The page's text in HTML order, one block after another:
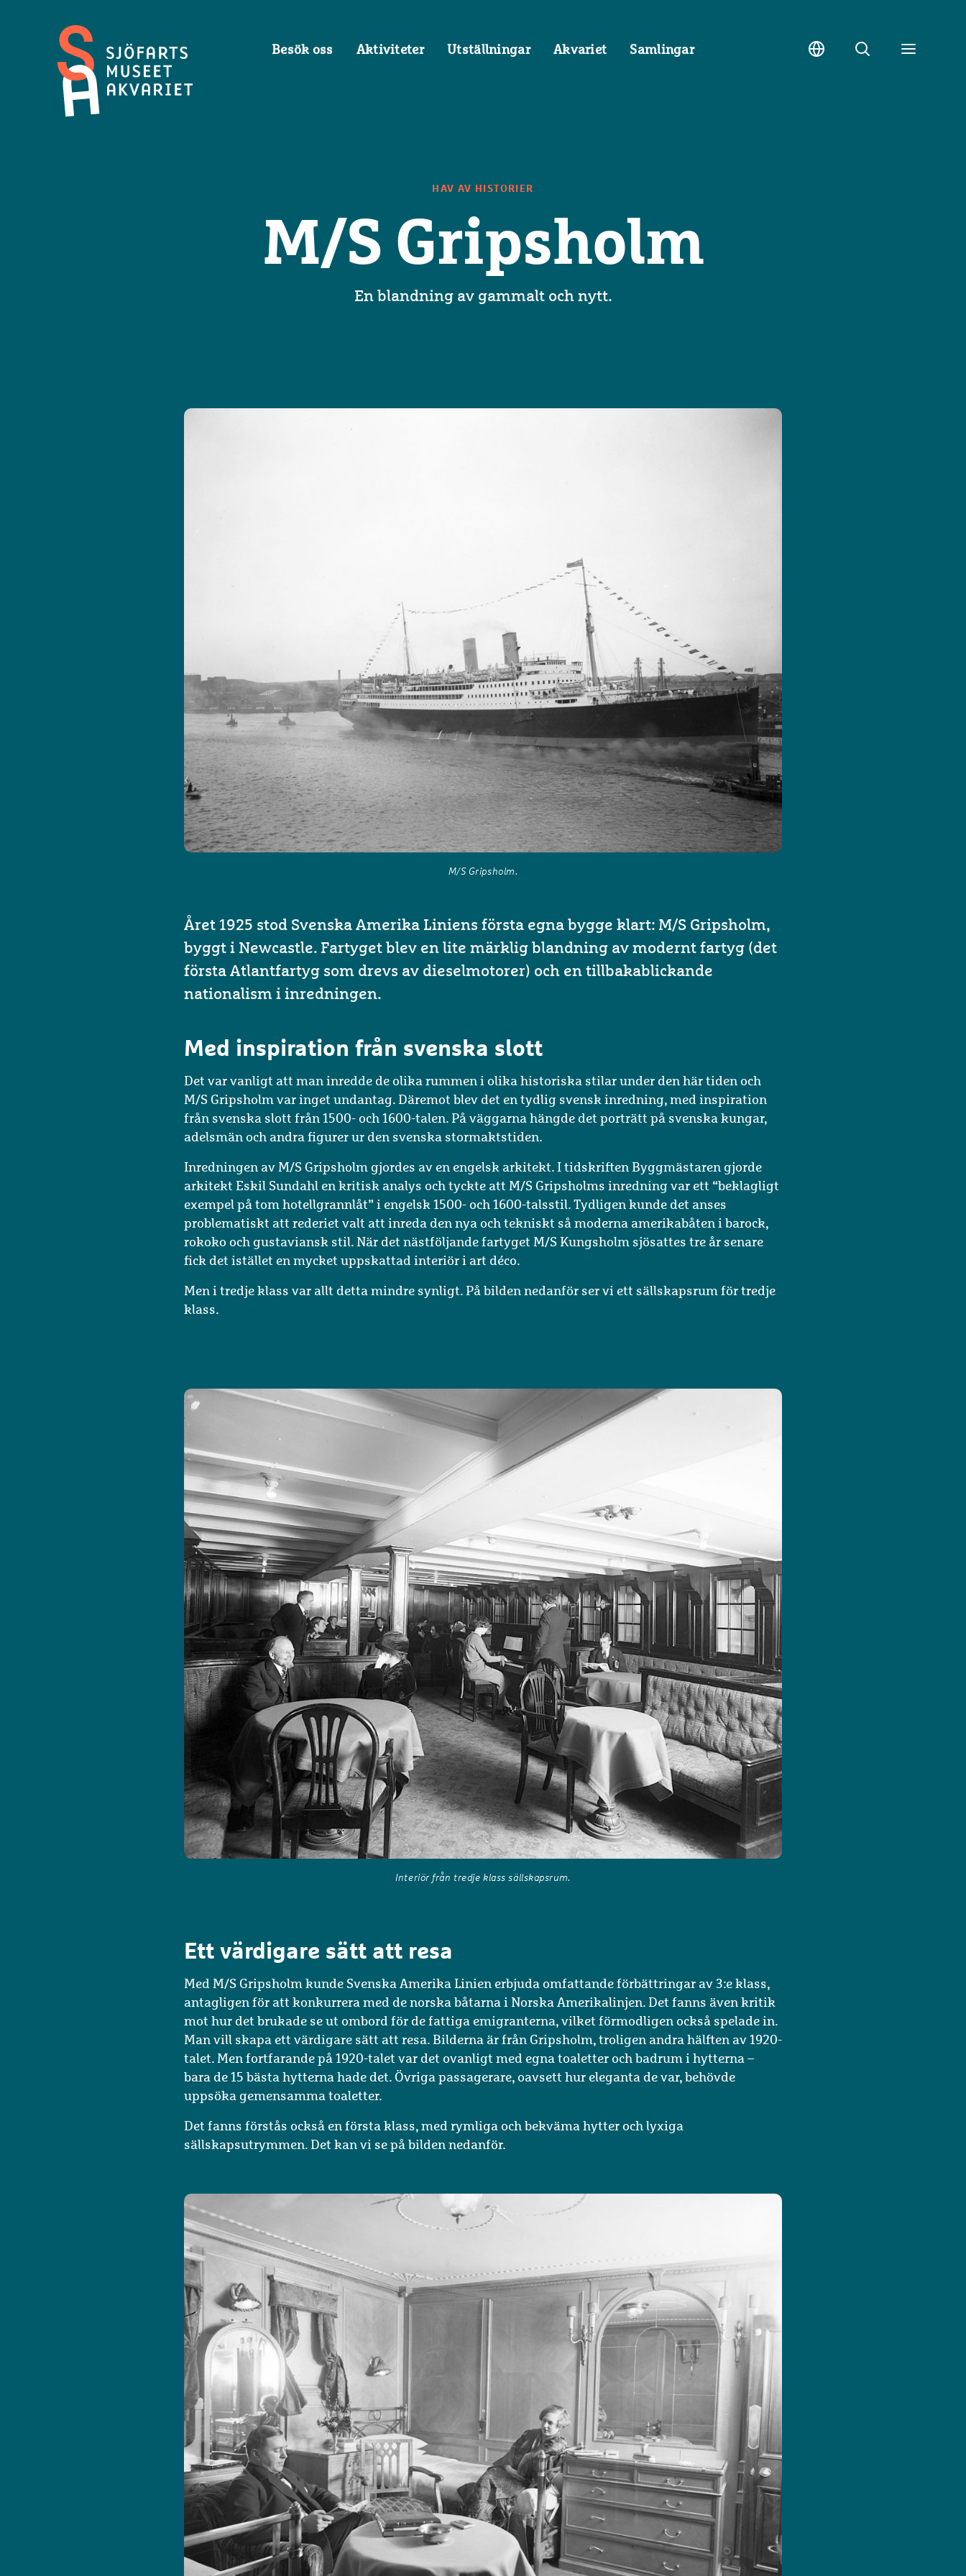
Sjöfartsmuseet
Akvariet
Besök oss Aktiviteter Utställningar Akvariet Samlingar Sök
Toggle
HAV AV HISTORIER
M/S Gripsholm
En blandning av gammalt och nytt.
M/S Gripsholm.
Året 1925 stod Svenska Amerika Liniens första egna bygge klart: M/S Gripsholm,
byggt i Newcastle. Fartyget blev en lite märklig blandning av modernt fartyg (det
första Atlantfartyg som drevs av dieselmotorer) och en tillbakablickande
nationalism i inredningen.
Med inspiration från svenska slott
Det var vanligt att man inredde de olika rummen i olika historiska stilar under den här tiden och
M/S Gripsholm var inget undantag. Däremot blev det en tydlig svensk inredning, med inspiration
från svenska slott från 1500- och 1600-talen. På väggarna hängde det porträtt på svenska kungar,
adelsmän och andra figurer ur den svenska stormaktstiden.
​Inredningen av M/S Gripsholm gjordes av en engelsk arkitekt. I tidskriften Byggmästaren gjorde
arkitekt Eskil Sundahl en kritisk analys och tyckte att M/S Gripsholms inredning var ett “beklagligt
exempel på tom hotellgrannlåt” i engelsk 1500- och 1600-talsstil. Tydligen kunde det anses
problematiskt att rederiet valt att inreda den nya och tekniskt så moderna amerikabåten i barock,
rokoko och gustaviansk stil. När det nästföljande fartyget M/S Kungsholm sjösattes tre år senare
fick det istället en mycket uppskattad interiör i art déco.
Men i tredje klass var allt detta mindre synligt. På bilden nedanför ser vi ett sällskapsrum för tredje
klass.
Interiör från tredje klass sällskapsrum.
Ett värdigare sätt att resa
Med M/S Gripsholm kunde Svenska Amerika Linien erbjuda omfattande förbättringar av 3:e klass,
antagligen för att konkurrera med de norska båtarna i Norska Amerikalinjen. Det fanns även kritik
mot hur det brukade se ut ombord för de fattiga emigranterna, vilket förmodligen också spelade in.
Man vill skapa ett värdigare sätt att resa. Bilderna är från Gripsholm, troligen andra hälften av 1920-
talet. Men fortfarande på 1920-talet var det ovanligt med egna toaletter och badrum i hytterna –
bara de 15 bästa hytterna hade det. Övriga passagerare, oavsett hur eleganta de var, behövde
uppsöka gemensamma toaletter.
Det fanns förstås också en första klass, med rymliga och bekväma hytter och lyxiga
sällskapsutrymmen. Det kan vi se på bilden nedanför.